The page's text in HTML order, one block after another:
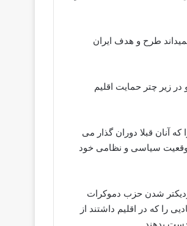
طرح و هدف ایران
زیر چتر حمایت اقلیم
آنان قبلا دوران گذار می
موقعیت سیاسی و نظامی خود
شدن حزب دموکرات
را که در اقلیم داشتند از